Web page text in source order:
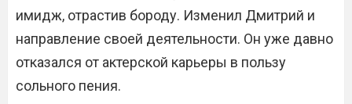
имидж, отрастив бороду. Изменил Дмитрий и
направление своей деятельности. Он уже давно
отказался от актерской карьеры в пользу
сольного пения.